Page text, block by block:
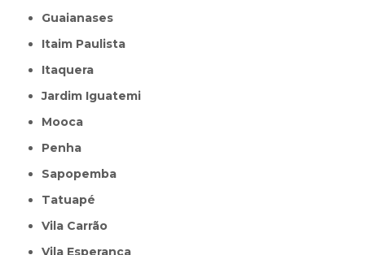
Guaianases
Itaim Paulista
Itaquera
Jardim Iguatemi
Mooca
Penha
Sapopemba
Tatuapé
Vila Carrão
Vila Esperança